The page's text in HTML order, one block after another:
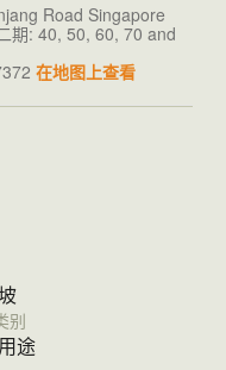
Road Singapore
期: 40, 50, 60, 70 and
在地图上查看
别
途